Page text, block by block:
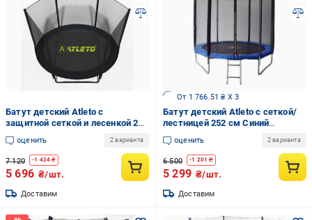
Батут детский Atleto с
защитной сеткой и лесенкой 252
см Черный (132-76-42400582)
оценить 2 варианта
7 120 -1 424 ₴
5 696 ₴/шт.
Доставим
От 1 766.51 ₴ X 3
Батут детский Atleto с сеткой/
лестницей 252 см Синий
(42400442)
оценить 2 варианта
6 500 -1 201 ₴
5 299 ₴/шт.
Доставим